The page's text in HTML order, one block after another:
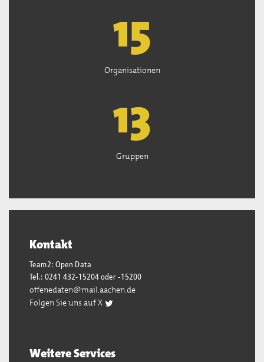
15
Organisationen
13
Gruppen
Kontakt
Team2: Open Data
Tel.: 0241 432-15204 oder -15200
offenedaten@mail.aachen.de
Folgen Sie uns auf X
Weitere Services